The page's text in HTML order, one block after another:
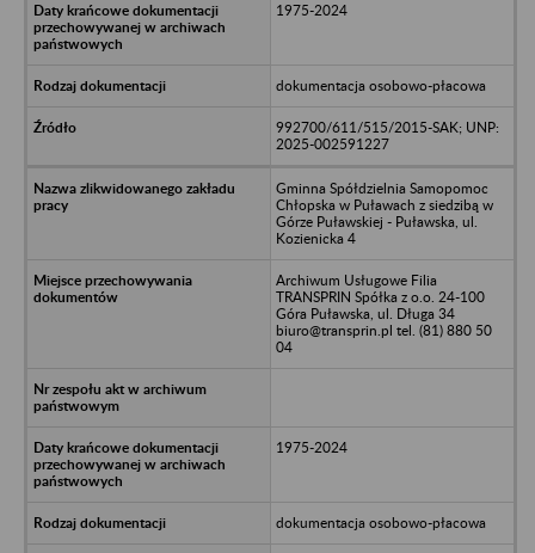
1975-2024
dokumentacja osobowo-płacowa
992700/611/515/2015-SAK; UNP:
2025-002591227
Gminna Spółdzielnia Samopomoc
Chłopska w Puławach z siedzibą w
Górze Puławskiej - Puławska, ul.
Kozienicka 4
Archiwum Usługowe Filia
TRANSPRIN Spółka z o.o. 24-100
Góra Puławska, ul. Długa 34
biuro@transprin.pl tel. (81) 880 50
04
1975-2024
dokumentacja osobowo-płacowa